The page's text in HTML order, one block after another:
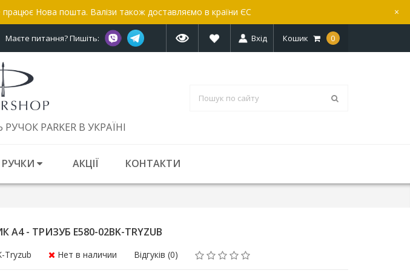
Нова пошта. Валізи також доставляємо в країни ЄС ×
Маєте питання? Пишіть: Вхід Кошик 0
PARKER В УКРАЇНІ
АКЦІЇ КОНТАКТИ
- ТРИЗУБ E580-02BK-TRYZUB
Tryzub Нет в наличии Відгуків (0)